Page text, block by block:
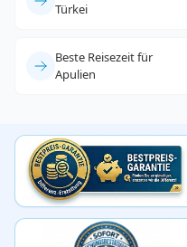
Türkei
Beste Reisezeit für
Apulien